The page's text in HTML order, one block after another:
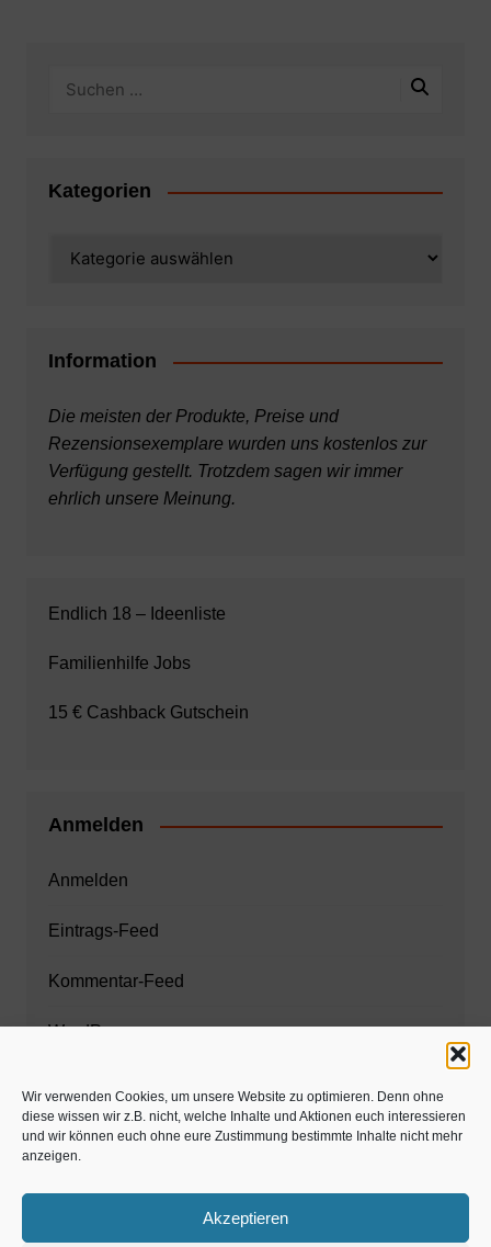
Wir verwenden Cookies, um unsere Website zu optimieren. Denn ohne
diese wissen wir z.B. nicht, welche Inhalte und Aktionen euch interessieren
und wir können euch ohne eure Zustimmung bestimmte Inhalte nicht mehr
anzeigen.
Akzeptieren
Kategorien
Information
Die meisten der Produkte, Preise und
Rezensionsexemplare wurden uns kostenlos zur
Verfügung gestellt. Trotzdem sagen wir immer
ehrlich unsere Meinung.
Endlich 18 – Ideenliste
Familienhilfe Jobs
15 € Cashback Gutschein
Anmelden
Anmelden
Eintrags-Feed
Kommentar-Feed
WordPress.org
Zahnarzt München
www.estaregistrierung.org – ESTA